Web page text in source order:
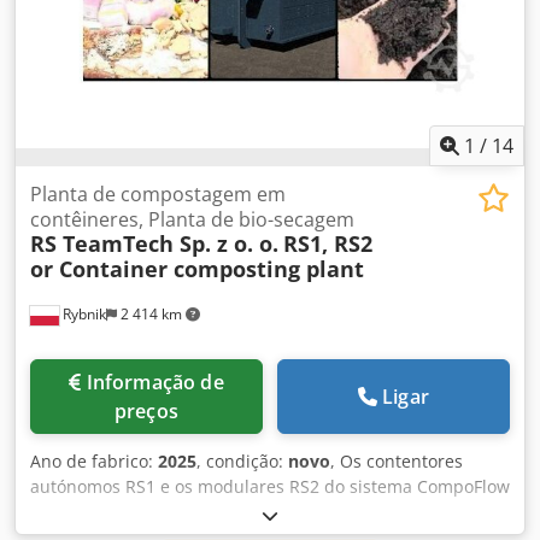
1 / 14
Rybnik 2 414 km
Planta de compostagem em
contêineres, Planta de bio-secagem
RS TeamTech Sp. z o. o. RS1, RS2
or Container composting plant
preços
Ligar
Ano de fabrico: 2025, condição: novo, Os contentores
autónomos RS1 e os modulares RS2 do sistema CompoFlow
representam as soluções mais inovadoras para o